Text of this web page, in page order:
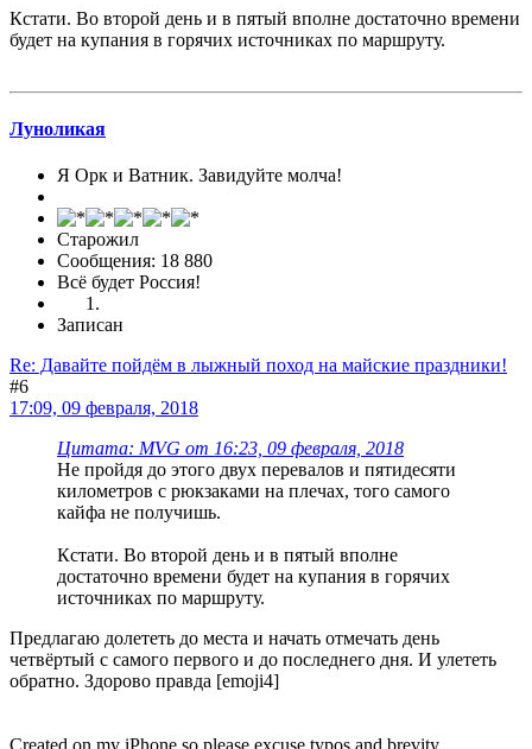
Кстати. Во второй день и в пятый вполне достаточно времени
будет на купания в горячих источниках по маршруту.
Луноликая
Я Орк и Ватник. Завидуйте молча!
Старожил
Сообщения: 18 880
Всё будет Россия!
Записан
Re: Давайте пойдём в лыжный поход на майские праздники!
#6
17:09, 09 февраля, 2018
Цитата: MVG от 16:23, 09 февраля, 2018
Не пройдя до этого двух перевалов и пятидесяти
километров с рюкзаками на плечах, того самого
кайфа не получишь.
Кстати. Во второй день и в пятый вполне
достаточно времени будет на купания в горячих
источниках по маршруту.
Предлагаю долететь до места и начать отмечать день
четвёртый с самого первого и до последнего дня. И улететь
обратно. Здорово правда [emoji4]